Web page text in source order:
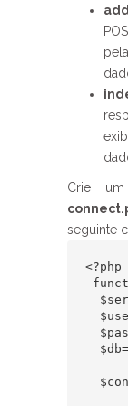
Crie
seguinte
<?php